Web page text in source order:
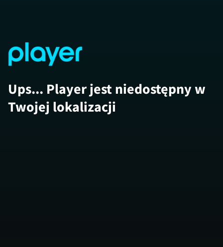
Ups... Player jest niedostępny w
Twojej lokalizacji